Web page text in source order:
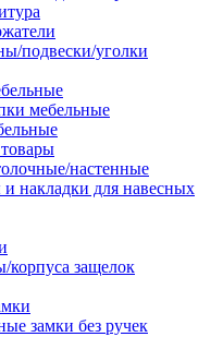
подвески/уголки
мебельные
настенные
накладки для навесных
защелок
замки без ручек